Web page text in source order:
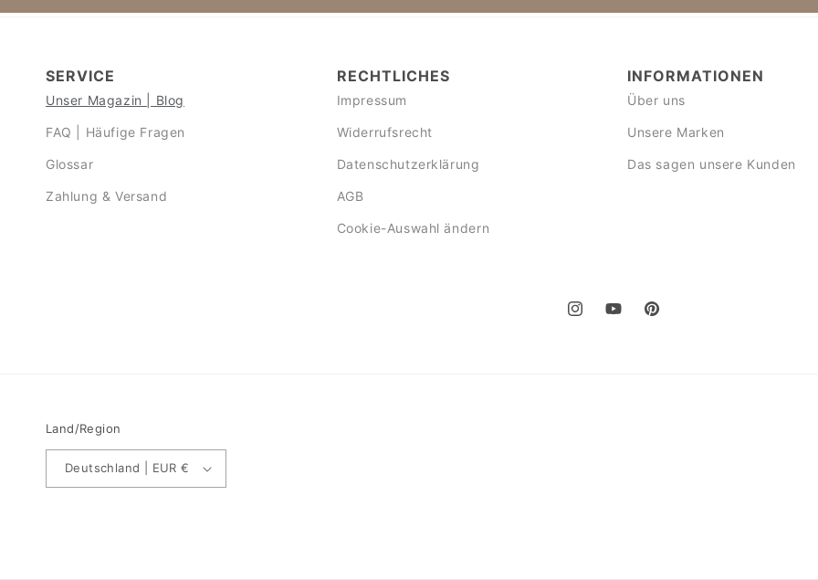
SERVICE
Unser Magazin | Blog
FAQ | Häufige Fragen
Glossar
Zahlung & Versand
RECHTLICHES
Impressum
Widerrufsrecht
Datenschutzerklärung
AGB
Cookie-Auswahl ändern
INFORMATIONEN
Über uns
Unsere Marken
Das sagen unsere Kunden
InstagramYouTubePinterest
Land/Region
Deutschland | EUR €